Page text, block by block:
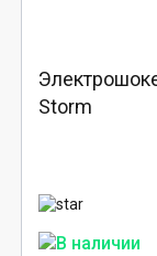
Storm